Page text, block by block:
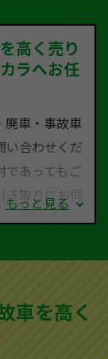
高く売り
ラへお任
廃車・事故車
い合わせくだ
であってもご
き取りにお伺
ト代行させて
ットワーク
もっと見る
車を高く